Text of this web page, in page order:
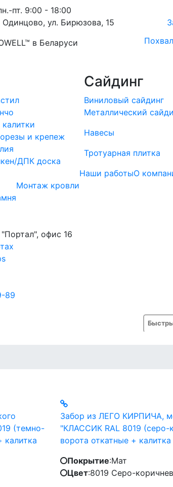
пт. 9:00 - 18:00
Одинцово, ул. Бирюзова, 15
в Беларуси
и крепеж
ДПК доска
Сайдинг
Виниловый сайдинг
Металлический
Навесы
Тротуарная плитка
Монтаж кровли
Наши работыО
офис 16
89
(темно-
калитка
Забор из ЛЕГО КИРПИЧА,
"КЛАССИК RAL 8019 (серо-
ворота откатные + калитка
Покрытие:Мат
Цвет:8019 Серо-